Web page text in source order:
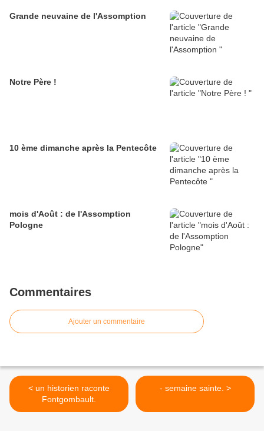
Grande neuvaine de l'Assomption
Notre Père !
10 ème dimanche après la Pentecôte
mois d'Août : de l'Assomption
Pologne
Commentaires
Ajouter un commentaire
< un historien raconte
Fontgombault.
- semaine sainte. >